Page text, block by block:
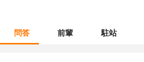
問答 前輩 駐站